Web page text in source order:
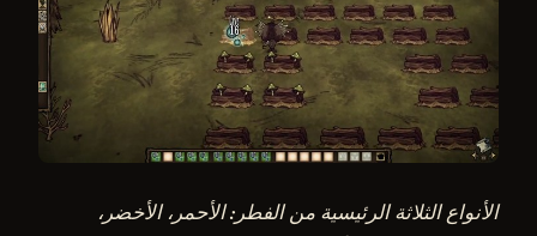
الأنواع الثلاثة الرئيسية من الفطر: الأحمر، الأخضر،